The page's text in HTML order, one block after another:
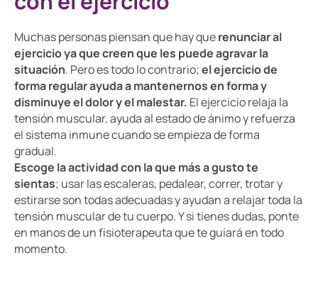
Muchas personas piensan que hay querenunciar al
ejercicio ya que creen que les puede agravar la
situación. Pero es todo lo contrario;el ejercicio de
forma regular ayuda a mantenernos en forma y
disminuye el dolor y el malestar. El ejercicio relaja la
tensión muscular, ayuda al estado de ánimo y refuerza
el sistema inmune cuando se empieza de forma
gradual.
Escoge la actividad con la que más a gusto te
sientas; usar las escaleras, pedalear, correr, trotar y
estirarse son todas adecuadas y ayudan a relajar toda la
tensión muscular de tu cuerpo. Y si tienes dudas, ponte
en manos de un fisioterapeuta que te guiará en todo
momento.